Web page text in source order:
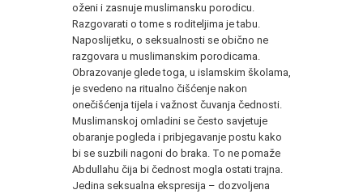
oženi i zasnuje muslimansku porodicu.
Razgovarati o tome s roditeljima je tabu.
Naposlijetku, o seksualnosti se obično ne
razgovara u muslimanskim porodicama.
Obrazovanje glede toga, u islamskim školama,
je svedeno na ritualno čišćenje nakon
onečišćenja tijela i važnost čuvanja čednosti.
Muslimanskoj omladini se često savjetuje
obaranje pogleda i pribjegavanje postu kako
bi se suzbili nagoni do braka. To ne pomaže
Abdullahu čija bi čednost mogla ostati trajna.
Jedina seksualna ekspresija – dozvoljena